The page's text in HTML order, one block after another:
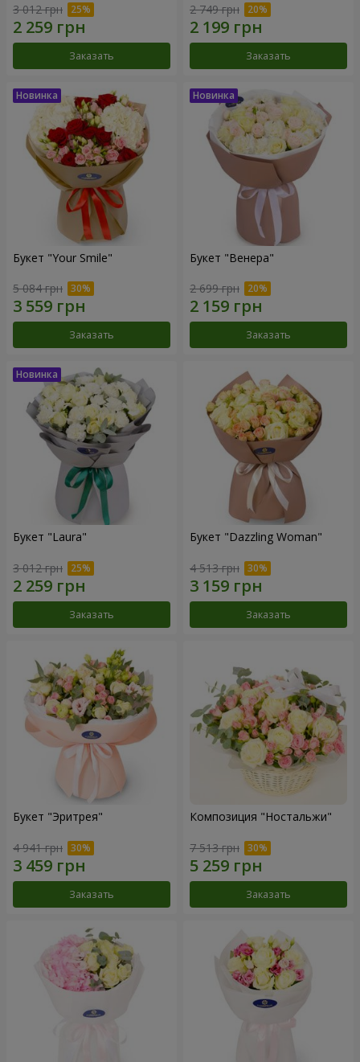
3 012 грн
Заказать
2 749 грн
Заказать
Букет "Your Smile"
5 084 грн
Заказать
Букет "Венера"
2 699 грн
Заказать
Букет "Laura"
3 012 грн
Заказать
Букет "Dazzling Woman"
4 513 грн
Заказать
Букет "Эритрея"
4 941 грн
Заказать
Композиция "Ностальжи"
7 513 грн
Заказать